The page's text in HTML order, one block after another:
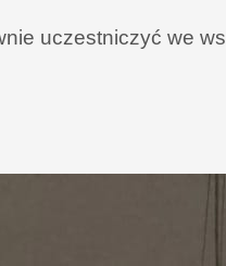
uczestniczyć we